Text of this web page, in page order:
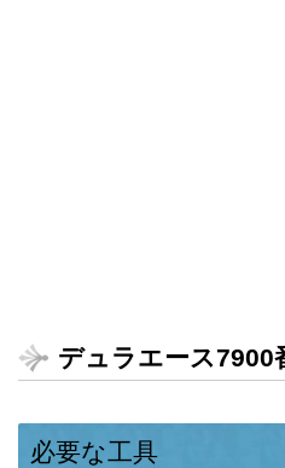
デュラエース7900
必要な工具